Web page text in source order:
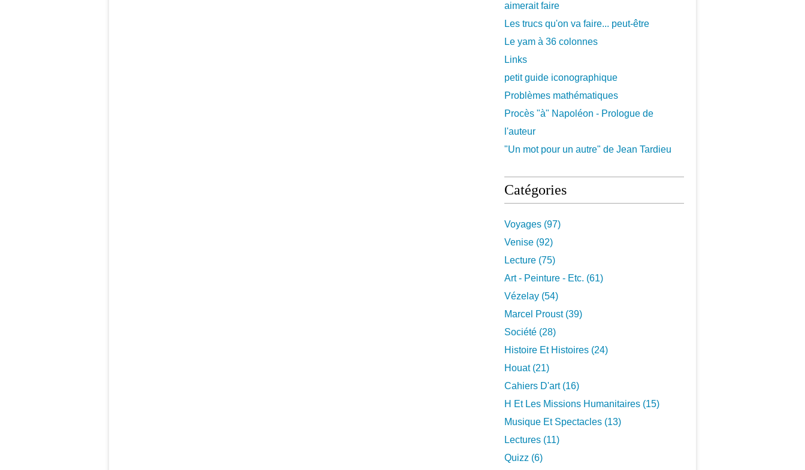
aimerait faire
Les trucs qu'on va faire... peut-être
Le yam à 36 colonnes
Links
petit guide iconographique
Problèmes mathématiques
Procès "à" Napoléon - Prologue de
l'auteur
"Un mot pour un autre" de Jean Tardieu
Catégories
Voyages (97)
Venise (92)
Lecture (75)
Art - Peinture - Etc. (61)
Vézelay (54)
Marcel Proust (39)
Société (28)
Histoire Et Histoires (24)
Houat (21)
Cahiers D'art (16)
H Et Les Missions Humanitaires (15)
Musique Et Spectacles (13)
Lectures (11)
Quizz (6)